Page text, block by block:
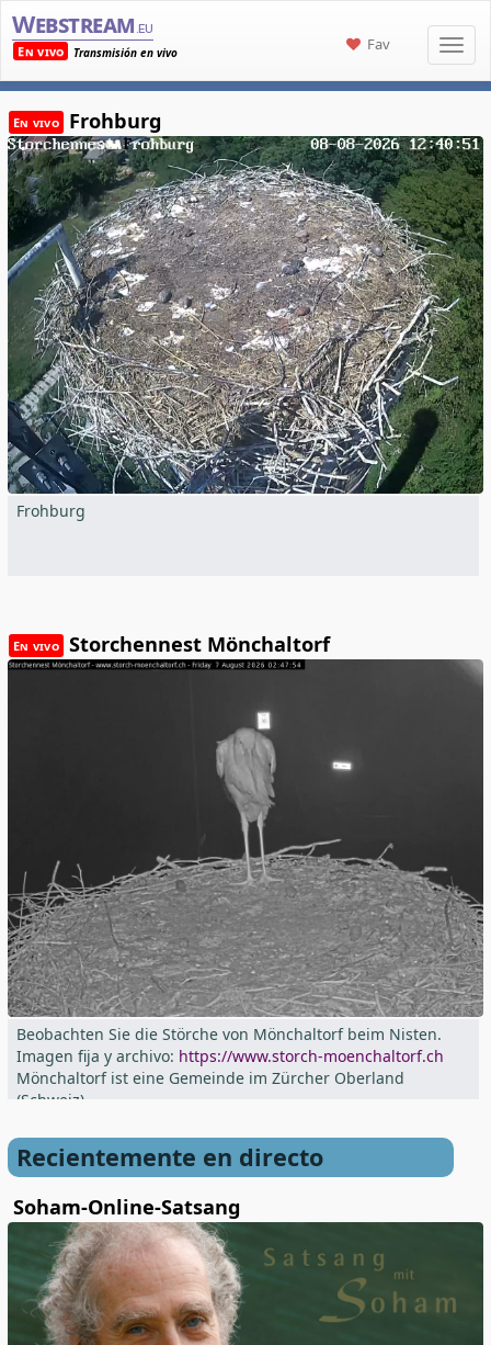
Webstream .eu
En vivo
Transmisión en vivo Fav
En vivo Frohburg
Frohburg
En vivo Storchennest Mönchaltorf
Beobachten Sie die Störche von Mönchaltorf beim Nisten.
Imagen fija y archivo: https://www.storch-moenchaltorf.ch
Mönchaltorf ist eine Gemeinde im Zürcher Oberland
(Schweiz)
Recientemente en directo
Soham-Online-Satsang